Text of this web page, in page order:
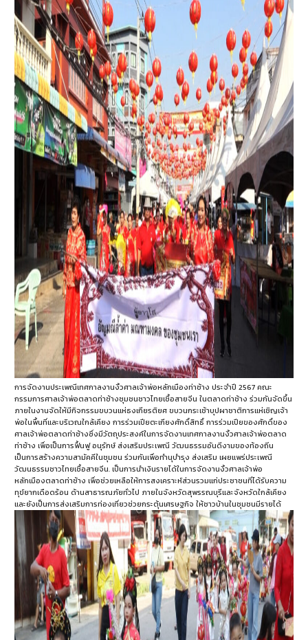
การจัดงานประเพณีเทศกาลงานงิ้วศาลเจ้าพ่อหลักเมืองท่าช้าง ประจำปี 2567 คณะ
กรรมการศาลเจ้าพ่อตลาดท่าช้างชุมชนชาวไทยเชื้อสายจีน ในตลาดท่าช้าง ร่วมกันจัดขึ้น
ภายในงานจัดให้มีกิจกรรมขบวนแห่ธงเกียรติยศ ขบวนกระเช้าบุปผาชาติการแห่เชิญเจ้า
พ่อในพื้นที่และบริเวณใกล้เคียง การร่วมเปียตะเกียงศักดิ์สิทธิ์ การร่วมเปียของศักดิ์ของ
ศาลเจ้าพ่อตลาดท่าช้างซึ่งมีวัตถุประสงค์ในการจัดงานเทศกาลงานงิ้วศาลเจ้าพ่อตลาด
ท่าช้าง เพื่อเป็นการฟื้นฟู อนุรักษ์ ส่งเสริมประเพณี วัฒนธรรมอันดีงามของท้องถิ่น
เป็นการสร้างความสามัคคีในชุมชน ร่วมกันเพื่อทำนุบำรุง ส่งเสริม เผยแพร่ประเพณี
วัฒนธรรมชาวไทยเชื้อสายจีน. เป็นการนำเงินรายได้ในการจัดงานงิ้วศาลเจ้าพ่อ
หลักเมืองตลาดท่าช้าง เพื่อช่วยเหลือให้การสงเคราะห์ส่วนรวมแก่ประชาชนที่ได้รับความ
ทุข์ยากเดือดร้อน ด้านสาธารณภัยทั่วไป ภายในจังหวัดสุพรรณบุรีและจังหวัดใกล้เคียง
และยังเป็นการส่งเสริมการท่องเที่ยวช่วยกระตุ้นเศรษฐกิจ ให้ชาวบ้านในชุมชนมีรายได้